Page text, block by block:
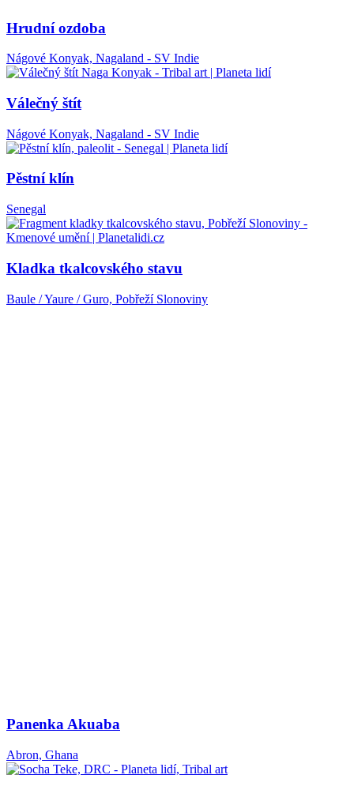
Hrudní ozdoba
Nágové Konyak, Nagaland - SV Indie
Válečný štít
Nágové Konyak, Nagaland - SV Indie
Pěstní klín
Senegal
Kladka tkalcovského stavu
Baule / Yaure / Guro, Pobřeží Slonoviny
Panenka Akuaba
Abron, Ghana